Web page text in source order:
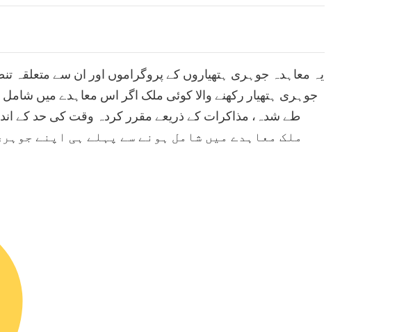
یہ معاہدہ جوہری ہتھیاروں کے پروگراموں اور ان سے متعلقہ
جوہری ہتھیار رکھنے والا کوئی ملک اگر اس معاہدے میں
ملک معاہدے میں شامل ہونے سے پہلے ہی اپنے